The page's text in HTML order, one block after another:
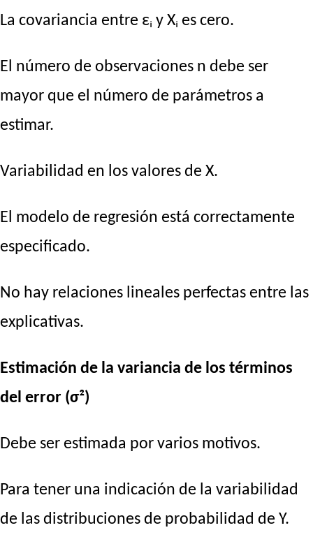
La covariancia entre εᵢ y Xᵢ es cero.
El número de observaciones n debe ser
mayor que el número de parámetros a
estimar.
Variabilidad en los valores de X.
El modelo de regresión está correctamente
especificado.
No hay relaciones lineales perfectas entre las
explicativas.
Estimación de la variancia de los términos
del error (σ²)
Debe ser estimada por varios motivos.
Para tener una indicación de la variabilidad
de las distribuciones de probabilidad de Y.